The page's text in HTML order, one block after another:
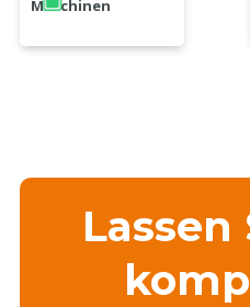
Maschinen
Lassen